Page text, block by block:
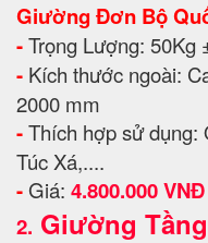
Giường Đơn Bộ
-Trọng Lượng: 50Kg
- Kích thước ngoài:
2000 mm
-Thích hợp sử dụng:
Túc Xá,....
- Giá: 4.800.000 VNĐ
2. Giường